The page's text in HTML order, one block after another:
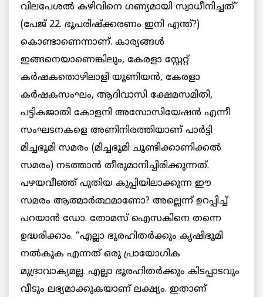
വിലപേശല്‍ കഴിവിനെ ഗണ്യമായി സ്വാധീനിച്ചത്”
(പേജ് 22. ഭൂപരിഷ്ക്കരണം ഇനി എന്ത്?)
കൊണ്ടാണെന്നാണ്. കാര്യങ്ങള്‍
ഇങ്ങനെയാണെങ്കിലും, കേരളാ സ്റ്റേറ്റ്
കര്‍ഷകതൊഴിലാളി യൂണിയന്‍, കേരളാ
കര്‍ഷകസംഘം, ആദിവാസി ക്ഷേമസമിതി,
പട്ടികജാതി കോളനി അസോസിയേഷന്‍ എന്നീ
സംഘടനകളെ അണിനിരത്തിയാണ് പാര്‍ട്ടി
മിച്ചഭൂമി സമരം (മിച്ചഭൂമി ചൂണ്ടിക്കാണിക്കല്‍
സമരം) നടത്താന്‍ തീരുമാനിച്ചിരിക്കുന്നത്.
പഴയവീഞ്ഞ് പുതിയ കുപ്പിയിലാക്കുന്ന ഈ
സമരം ആത്മാര്‍ത്ഥമാണോ? അല്ലെന്ന് ഉറപ്പിച്ച്
പറയാന്‍ ഡോ. തോമസ് ഐസകിനെ തന്നെ
ഉദ്ധരിക്കാം. “എല്ലാ ഭൂരഹിതര്‍ക്കും കൃഷിഭൂമി
നല്‍കുക എന്നത് ഒരു പ്രായോഗിക
മുദ്രാവാക്യമല്ല. എല്ലാ ഭൂരഹിതര്‍ക്കും കിടപ്പാടവും
വീടും ലഭ്യമാക്കുകയാണ് ലക്ഷ്യം. ഇതാണ്